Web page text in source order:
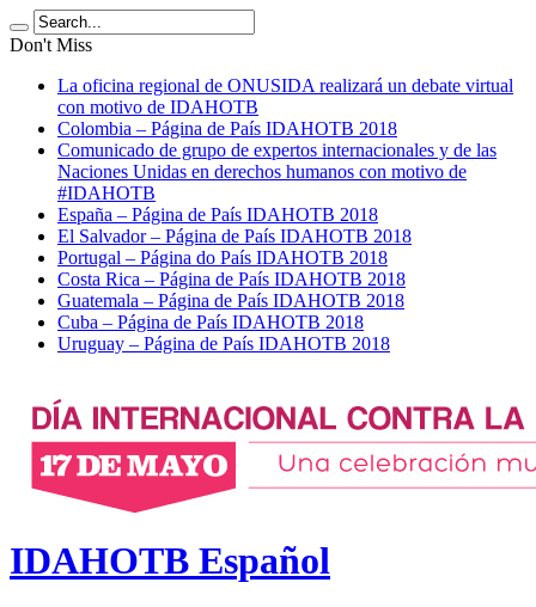
Don't Miss
La oficina regional de ONUSIDA realizará un debate virtual
con motivo de IDAHOTB
Colombia – Página de País IDAHOTB 2018
Comunicado de grupo de expertos internacionales y de las
Naciones Unidas en derechos humanos con motivo de
#IDAHOTB
España – Página de País IDAHOTB 2018
El Salvador – Página de País IDAHOTB 2018
Portugal – Página do País IDAHOTB 2018
Costa Rica – Página de País IDAHOTB 2018
Guatemala – Página de País IDAHOTB 2018
Cuba – Página de País IDAHOTB 2018
Uruguay – Página de País IDAHOTB 2018
IDAHOTB Español